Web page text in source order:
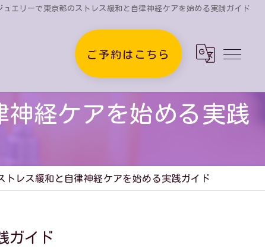
ュエリーで東京都のストレス緩和と自律神経ケアを始める実践ガイド
ご予約はこちら
経ケアを始める実践
トレス緩和と自律神経ケアを始める実践ガイド
ガイド